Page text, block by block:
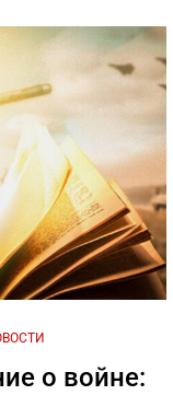
о войне: